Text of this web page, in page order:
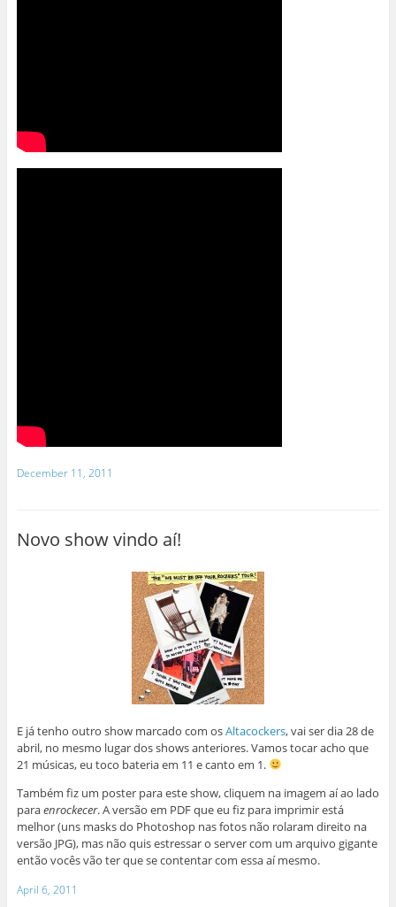
December 11, 2011
Novo show vindo aí!
E já tenho outro show marcado com osAltacockers, vai ser dia 28 de
abril, no mesmo lugar dos shows anteriores. Vamos tocar acho que
21 músicas, eu toco bateria em 11 e canto em 1.
Também fiz um poster para este show, cliquem na imagem aí ao lado
paraenrockecer. A versão em PDF que eu fiz para imprimir está
melhor (uns masks do Photoshop nas fotos não rolaram direito na
versão JPG), mas não quis estressar o server com um arquivo gigante
então vocês vão ter que se contentar com essa aí mesmo.
April 6, 2011